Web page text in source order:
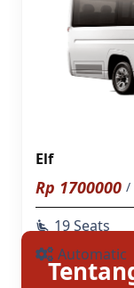
Elf
Rp 1700000 /
airline_seat_recline_extra 19 Seats
Automatic